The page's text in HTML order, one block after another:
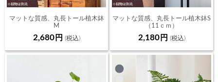
マットな質感、丸長トール植木鉢
M
（12ｃｍ）
2,680
マットな質感、丸長トール植木鉢S
（11ｃｍ）
2,180